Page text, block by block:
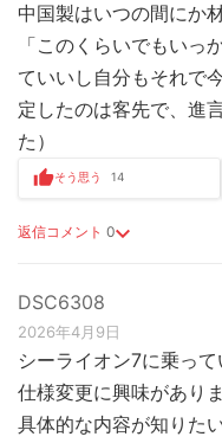
中国製はいつの間にか
「このくらいでもいっ
ていいし自分もそれで
定したのは客先で、進
た）
返信コメント 0
そう思う 14
DSC6308
2026年4月9日
シーライオン7に乗っ
仕様変更に興味がありま
具体的な内容が知りた